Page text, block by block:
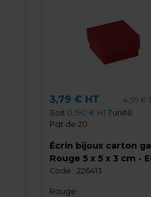
3,79 € HT
4,55 €
Soit 0,190 € HTl'unité
Pqt de 20
Écrin bijoux carton
Rouge 5 x 5 x 3 cm -
pour bague - Boîte
Code : 226413
Rouge